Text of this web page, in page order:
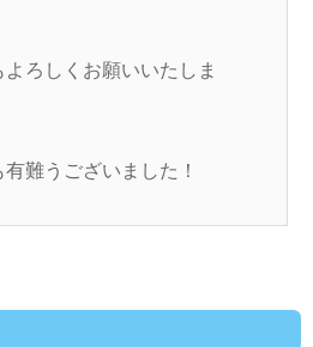
よろしくお願いいたしま
有難うございました！